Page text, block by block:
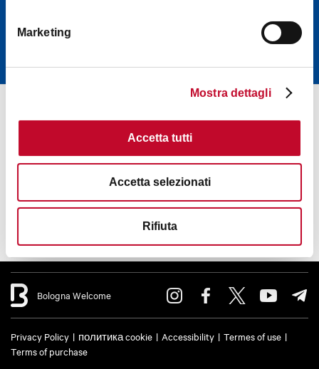
Marketing
Mostra dettagli
Accetta tutti
Accetta selezionati
Rifiuta
ЗАПИШИТЕСЬ
Bologna Welcome
Privacy Policy политика cookie Accessibility
Termes of use
Terms of purchase